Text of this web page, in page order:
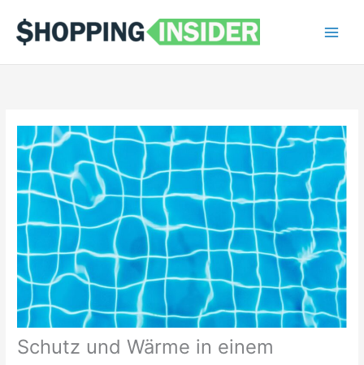
Inhalt
springen
Schutz und Wärme in einem